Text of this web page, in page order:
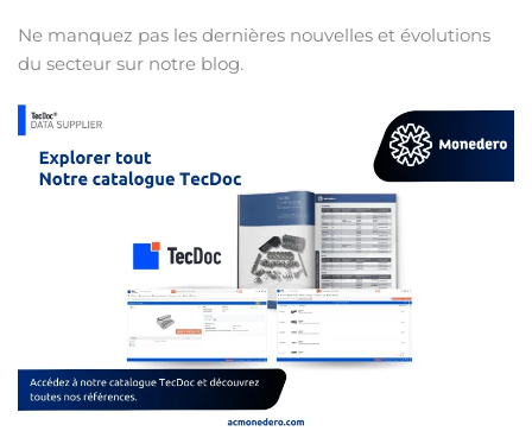
Ne manquez pas les dernières nouvelles et évolutions
du secteur sur notre blog.